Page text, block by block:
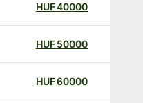
40000
HUF
50000
HUF
60000
HUF